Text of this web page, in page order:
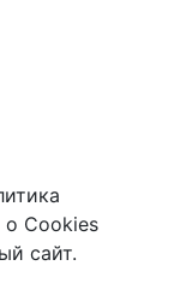
Cookies
сайт.